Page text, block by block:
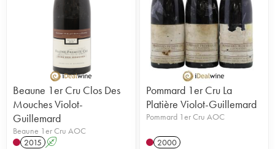
Beaune 1er Cru Clos Des
Mouches Violot-
Guillemard
Beaune 1er Cru AOC
2015 A
Pommard 1er Cru La
Platière Violot-Guillemard
Pommard 1er Cru AOC
2000